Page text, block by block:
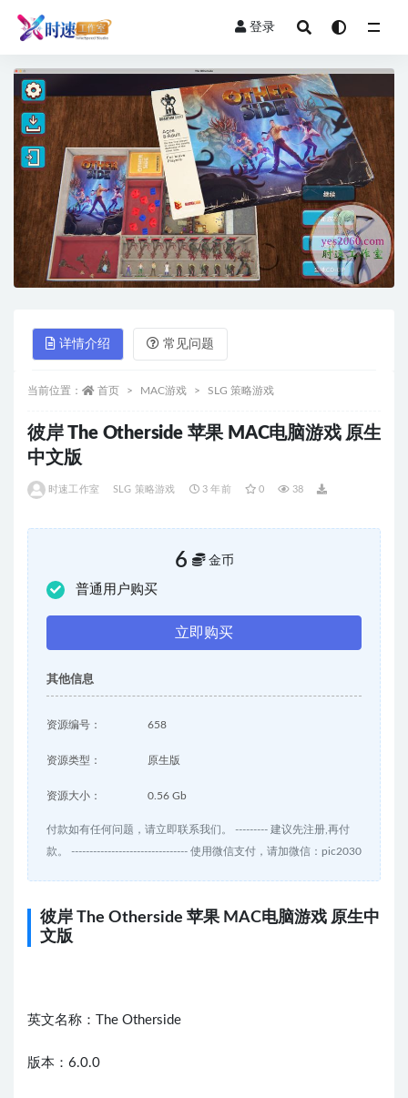
登录
详情介绍 常见问题
当前位置： 首页 MAC游戏 SLG 策略游戏
彼岸 The Otherside 苹果 MAC电脑游戏 原生
中文版
时速工作室 SLG 策略游戏 3 年前 0 38
6 金币
普通用户购买
立即购买
其他信息
资源编号： 658
资源类型： 原生版
资源大小： 0.56 Gb
付款如有任何问题，请立即联系我们。 --------- 建议先注册,再付
款。 -------------------------------- 使用微信支付，请加微信：pic2030
彼岸 The Otherside 苹果 MAC电脑游戏 原生中
文版
英文名称：The Otherside
版本：6.0.0